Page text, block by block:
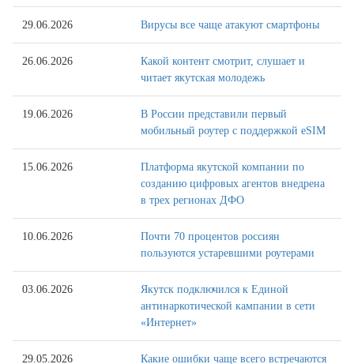
29.06.2026 Вирусы все чаще атакуют смартфоны
26.06.2026
Какой контент смотрит, слушает и
читает якутская молодежь
19.06.2026
В России представили первый
мобильный роутер с поддержкой eSIM
15.06.2026
Платформа якутской компании по
созданию цифровых агентов внедрена
в трех регионах ДФО
10.06.2026
Почти 70 процентов россиян
пользуются устаревшими роутерами
03.06.2026
Якутск подключился к Единой
антинаркотической кампании в сети
«Интернет»
29.05.2026
Какие ошибки чаще всего встречаются